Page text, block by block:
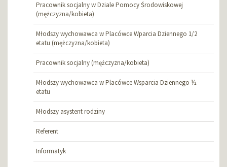
Pracownik socjalny w Dziale Pomocy Środowiskowej
(mężczyzna/kobieta)
Młodszy wychowawca w Placówce Wparcia Dziennego 1/2
etatu (mężczyzna/kobieta)
Pracownik socjalny (mężczyzna/kobieta)
Młodszy wychowawca w Placówce Wsparcia Dziennego ½
etatu
Młodszy asystent rodziny
Referent
Informatyk